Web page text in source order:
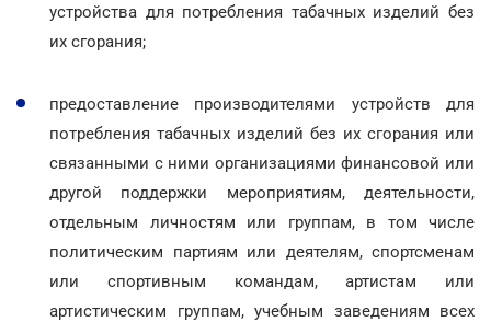
устройства для потребления табачных изделий без
их сгорания;
предоставление производителями устройств для
потребления табачных изделий без их сгорания или
связанными с ними организациями финансовой или
другой поддержки мероприятиям, деятельности,
отдельным личностям или группам, в том числе
политическим партиям или деятелям, спортсменам
или спортивным командам, артистам или
артистическим группам, учебным заведениям всех